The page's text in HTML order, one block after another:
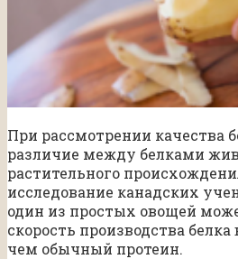
При рассмотрении качества
различие между белками
растительного
исследование канадских
один из простых овощей
скорость производства
чем обычный протеин.